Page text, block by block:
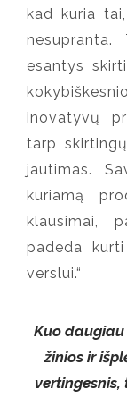
kad kuria
nesupranta.
esantys
inovatyvų
tarp
jautimas.
kuriamą
klausimai,
padeda
verslui.“
Kuo
žinios ir
vertingesnis,